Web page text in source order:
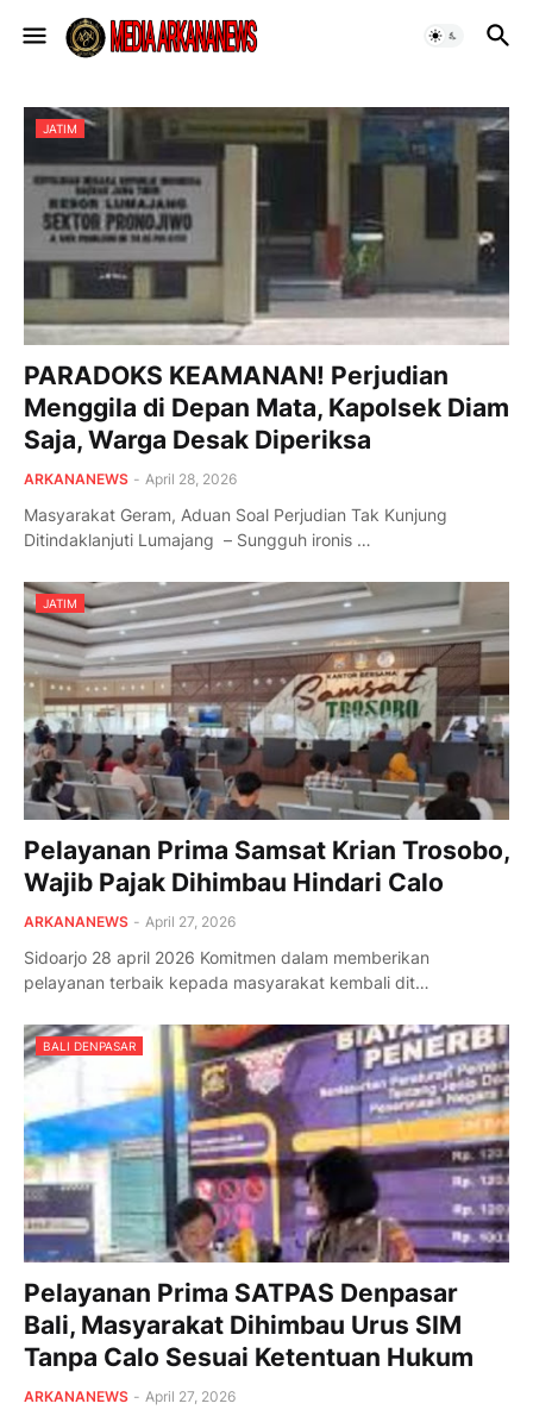
JATIM
PARADOKS KEAMANAN! Perjudian
Menggila di Depan Mata, Kapolsek Diam
Saja, Warga Desak Diperiksa
ARKANANEWS - April 28, 2026
‎Masyarakat Geram, Aduan Soal Perjudian Tak Kunjung
Ditindaklanjuti ‎Lumajang – Sungguh ironis …
JATIM
Pelayanan Prima Samsat Krian Trosobo,
Wajib Pajak Dihimbau Hindari Calo
ARKANANEWS - April 27, 2026
Sidoarjo 28 april 2026 Komitmen dalam memberikan
pelayanan terbaik kepada masyarakat kembali dit…
BALI DENPASAR
Pelayanan Prima SATPAS Denpasar
Bali, Masyarakat Dihimbau Urus SIM
Tanpa Calo Sesuai Ketentuan Hukum
ARKANANEWS - April 27, 2026